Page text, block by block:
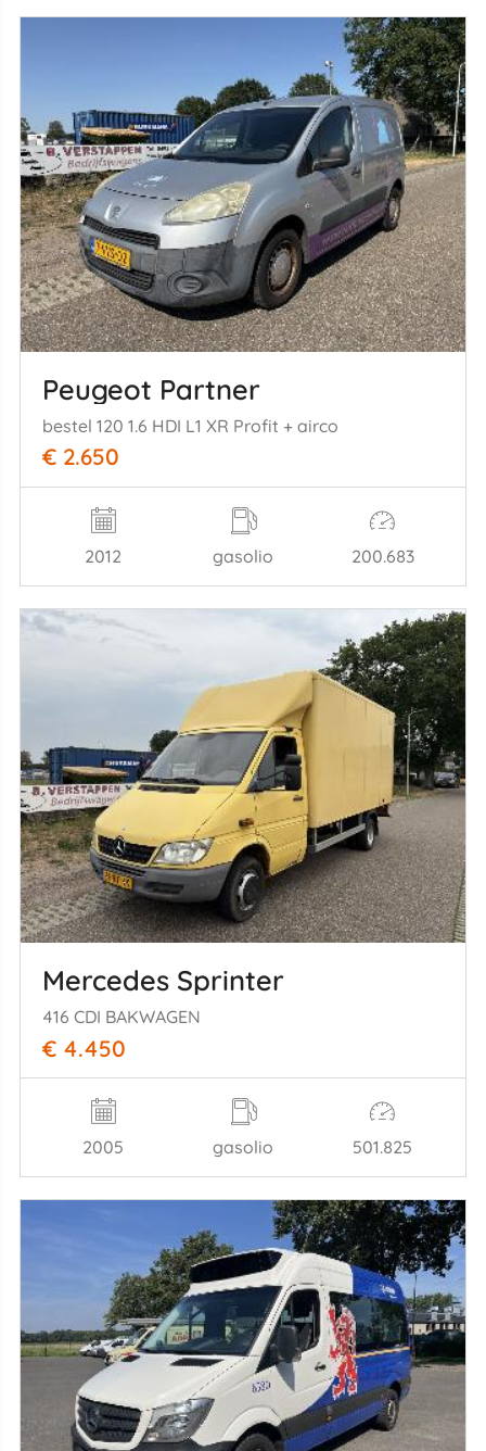
Peugeot Partner
bestel 120 1.6 HDI L1 XR Profit + airco
€ 2.650
2012 gasolio 200.683
Mercedes Sprinter
416 CDI BAKWAGEN
€ 4.450
2005 gasolio 501.825